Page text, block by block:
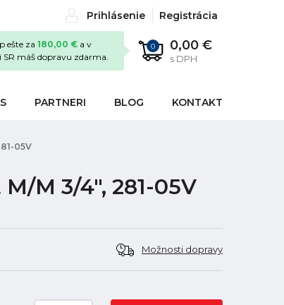
Prihlásenie Registrácia
0 0,00 €
s DPH
ešte za 180,00 € a v
SR máš dopravu zdarma.
PARTNERI BLOG KONTAKT
05V
M 3/4", 281-05V
Možnosti dopravy